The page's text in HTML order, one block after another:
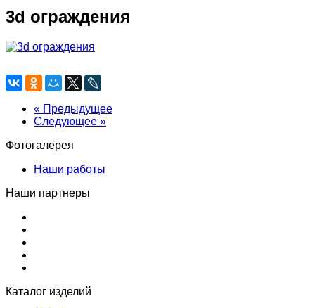
3d ограждения
« Предыдущее
Следующее »
Фотогалерея
Наши работы
Наши партнеры
Каталог изделий